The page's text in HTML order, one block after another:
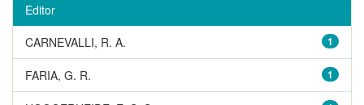
Editor
1
CARNEVALLI, R. A.
1
FARIA, G. R.